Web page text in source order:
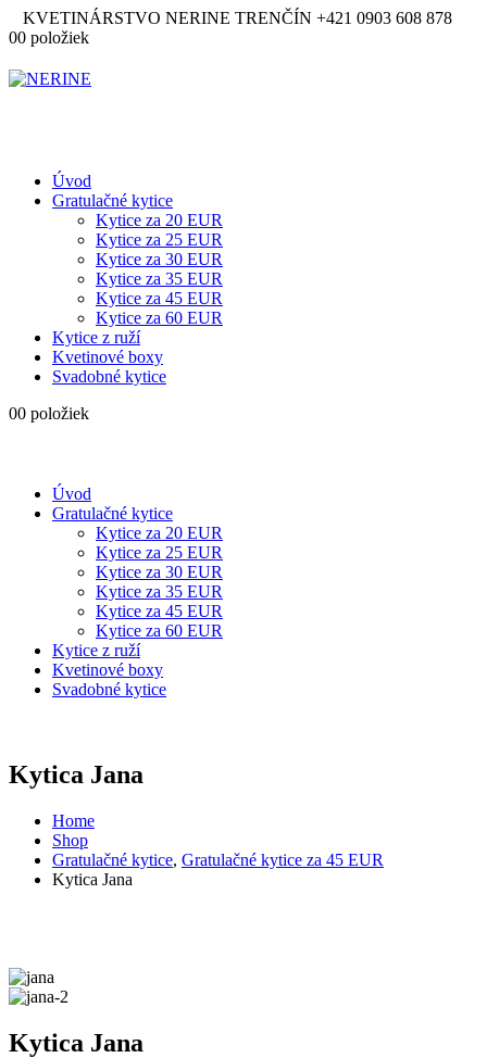
KVETINÁRSTVO NERINE TRENČÍN +421 0903 608 878
00 položiek
Úvod
Gratulačné kytice
Kytice za 20 EUR
Kytice za 25 EUR
Kytice za 30 EUR
Kytice za 35 EUR
Kytice za 45 EUR
Kytice za 60 EUR
Kytice z ruží
Kvetinové boxy
Svadobné kytice
00 položiek
Úvod
Gratulačné kytice
Kytice za 20 EUR
Kytice za 25 EUR
Kytice za 30 EUR
Kytice za 35 EUR
Kytice za 45 EUR
Kytice za 60 EUR
Kytice z ruží
Kvetinové boxy
Svadobné kytice
Kytica Jana
Home
Shop
Gratulačné kytice, Gratulačné kytice za 45 EUR
Kytica Jana
Kytica Jana